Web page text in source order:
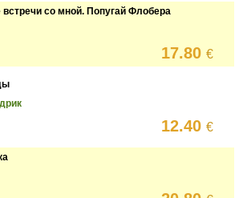
со мной. Попугай Флобера
17.80€
12.40€